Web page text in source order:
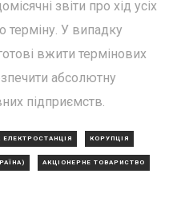
звіти про хід усіх
терміну. У випадку
вжити термінових
абсолютну
підприємств.
ЕЛЕКТРОСТАНЦІЯ КОРУПЦІЯ
АКЦІОНЕРНЕ ТОВАРИСТВО